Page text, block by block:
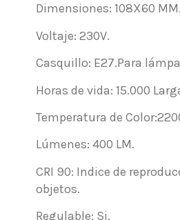
Dimensiones: 108X60 MM.
Voltaje: 230V.
Casquillo: E27.Para
Horas de vida: 15.000
Temperatura de
Lúmenes: 400 LM.
CRI 90: Indice de
objetos.
Regulable: Si.